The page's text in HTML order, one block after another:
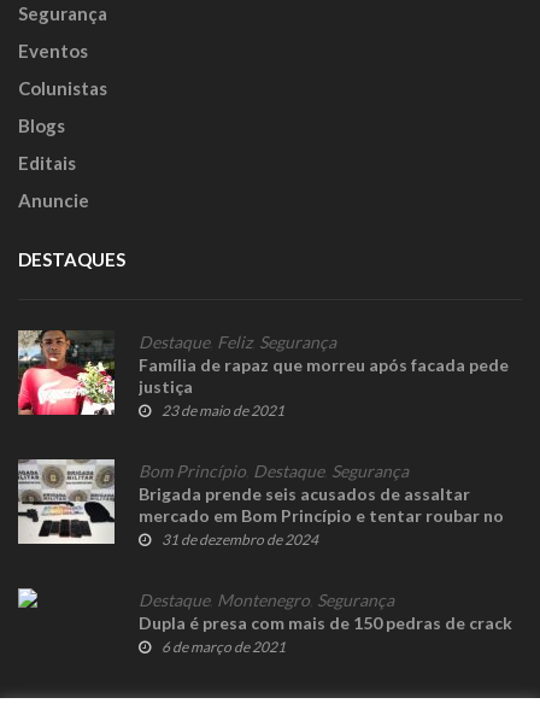
Segurança
Eventos
Colunistas
Blogs
Editais
Anuncie
DESTAQUES
Destaque, Feliz, Segurança
Família de rapaz que morreu após facada pede
justiça
23 de maio de 2021
Bom Princípio Destaque, Segurança
Brigada prende seis acusados de assaltar
mercado em Bom Princípio e tentar roubar no
Caí31 de dezembro de 2024
Destaque, Montenegro Segurança
Dupla é presa com mais de 150 pedras de crack
6 de março de 2021